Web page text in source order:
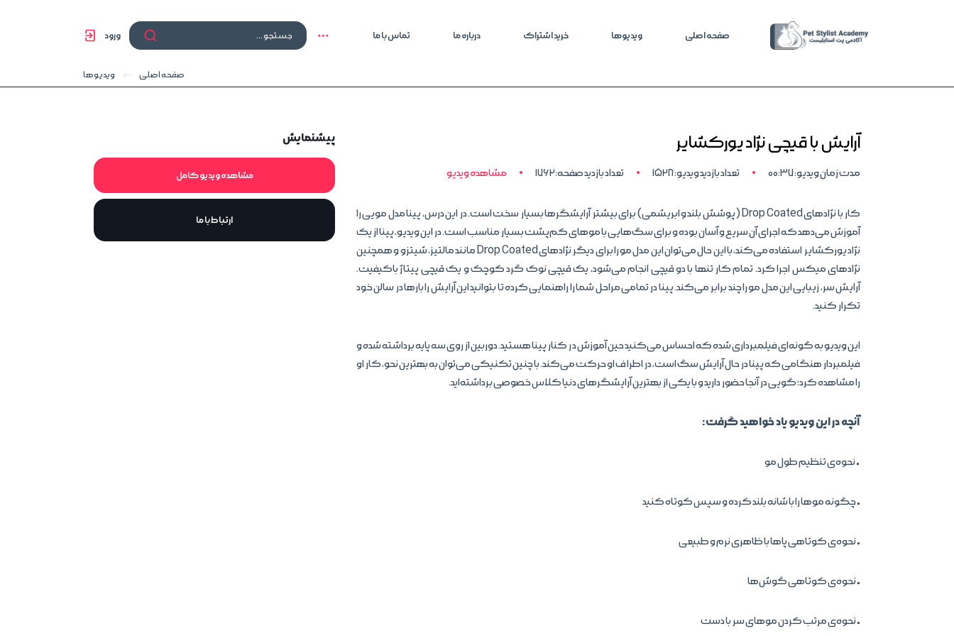
صفحه اصلی ویدیوها خرید اشتراک درباره ما تماس با ما ورود
صفحه اصلی ویدیوها
آرایش با قیچی نژاد یورکشایر
مدت زمان ویدیو: 00:37 تعداد بازدید ویدیو: 1528 تعداد بازدید صفحه:1762 مشاهده ویدیو
کار با نژادهای Drop Coated (پوشش بلند و ابریشمی) برای بیشتر آرایشگرها بسیار سخت است. در این درس، پینا مدل مویی را
آموزش می‌دهد که اجرای آن سریع و آسان بوده و برای سگ‌هایی با موهای کم‌پشت بسیار مناسب است. در این ویدیو، پینا از یک
نژاد یورکشایر استفاده می‌کند، با این حال می‌توان این مدل مو را برای دیگر نژادهای Drop Coated مانند مالتیز، شیتزو و همچنین
نژادهای میکس اجرا کرد. تمام کار تنها با دو قیچی انجام می‌شود، یک قیچی نوک گرد کوچک و یک قیچی پیتاژ باکیفیت.
آرایش سر، زیبایی این مدل مو را چند برابر می‌کند. پینا در تمامی مراحل شما را راهنمایی کرده تا بتوانید این آرایش را بارها در سالن خود
تکرار کنید.
این ویدیو به گونه‌ای فیلمبرداری شده که احساس می‌کنید حین آموزش در کنار پینا هستید. دوربین از روی سه پایه برداشته شده و
فیلمبردار هنگامی که پینا در حال آرایش سگ است، در اطراف او حرکت می‌کند. با چنین تکنیکی می‌توان به بهترین نحو، کار او
را مشاهده کرد؛ گویی در آنجا حضور دارید و با یکی از بهترین آرایشگرهای دنیا کلاس خصوصی برداشته‌اید.
آنچه در این ویدیو یاد خواهید گرفت:
• نحوه‌ی تنظیم طول مو
• چگونه موها را با شانه بلند کرده و سپس کوتاه کنید
• نحوه‌ی کوتاهی پاها با ظاهری نرم و طبیعی
• نحوه‌ی کوتاهی گوش‌ها
• نحوه‌ی مرتب کردن موهای سر با دست
پیشنمایش
مشاهده ویدیو کامل
ارتباط با ما